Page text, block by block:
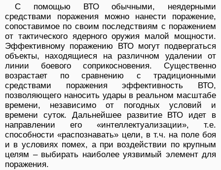
С помощью ВТО обычными, неядерными
средствами поражения можно нанести поражение,
сопоставимое по своим последствиям с поражением
от тактического ядерного оружия малой мощности.
Эффективному поражению ВТО могут подвергаться
объекты, находящиеся на различном удалении от
линии боевого соприкосновения. Существенно
возрастает по сравнению с традиционными
средствами поражения эффективность ВТО,
позволяющего наносить удары в реальном масштабе
времени, независимо от погодных условий и
времени суток. Дальнейшее развитие ВТО идет в
направлении его «интеллектуализации», т.е.
способности «распознавать» цели, в т.ч. на поле боя
и в условиях помех, а при воздействии по крупным
целям – выбирать наиболее уязвимый элемент для
поражения.